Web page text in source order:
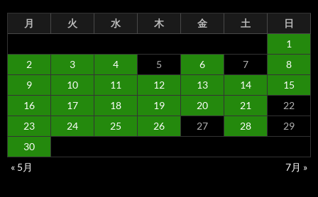
月 火 水 木 金 土
日
1
2
3 4 5 6 7
8
9
10 11 12 13 14
15
16
17 18 19 20 21
22
23
24 25 26 27 28
29
30
« 5月
7月 »